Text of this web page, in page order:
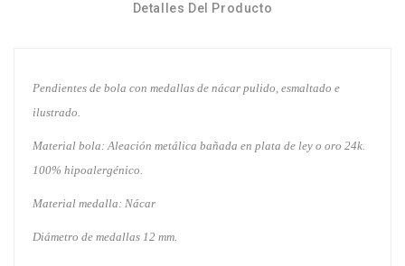
Detalles Del Producto
Pendientes de bola con medallas de nácar pulido, esmaltado e
ilustrado.
Material bola: Aleación metálica bañada en plata de ley o oro 24k.
100% hipoalergénico.
Material medalla: Nácar
Diámetro de medallas 12 mm.